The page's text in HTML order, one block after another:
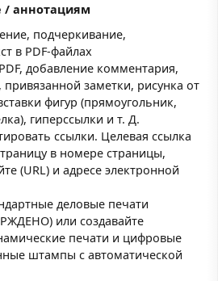
/ аннотациям
подчеркивание,
в PDF-файлах
добавление комментария,
привязанной заметки, рисунка от
фигур (прямоугольник,
гиперссылки и т. Д.
ссылки. Целевая ссылка
в номере страницы,
(URL) и адресе электронной
деловые печати
или создавайте
печати и цифровые
штампы с автоматической